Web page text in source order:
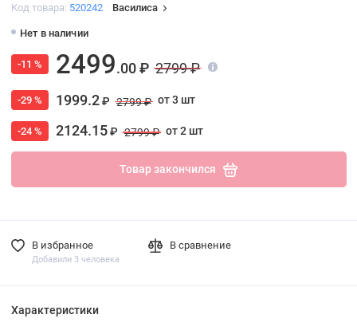
Код товара: 520242 Василиса
Нет в наличии
-11 % 2499.00 ₽ 2799 ₽
-29 % 1999.2₽ 2799 ₽ от 3 шт
-24 % 2124.15₽ 2799 ₽ от 2 шт
Товар закончился
В избранное
Добавили 3 человека
В сравнение
Характеристики